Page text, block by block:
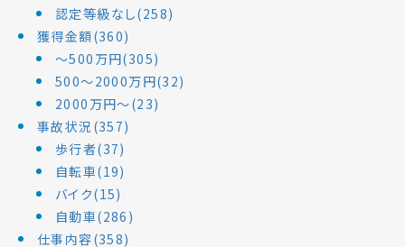
認定等級なし(258)
獲得金額(360)
～500万円(305)
500～2000万円(32)
2000万円～(23)
事故状況(357)
歩行者(37)
自転車(19)
バイク(15)
自動車(286)
仕事内容(358)